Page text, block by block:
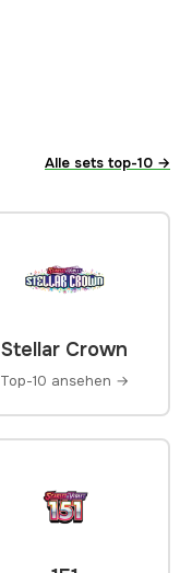
Alle sets top-10 →
Stellar Crown
Top-10 ansehen →